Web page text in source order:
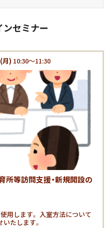
セミナー
(月) 10:30～11:30
所等訪問支援・新規開設の
用します。 入室方法について
たします。